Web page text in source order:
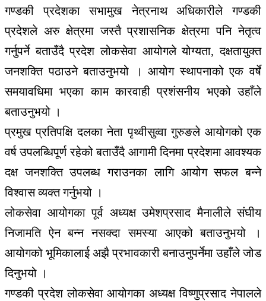
गण्डकी प्रदेशका सभामुख नेत्रनाथ अधिकारीले गण्डकी
प्रदेशले अरु क्षेत्रमा जस्तै प्रशासनिक क्षेत्रमा पनि नेतृत्व
गर्नुपर्ने बताउँदै प्रदेश लोकसेवा आयोगले योग्यता, दक्षतायुक्त
जनशक्ति पठाउने बताउनुभयो । आयोग स्थापनाको एक वर्षे
समयावधिमा भएका काम कारवाही प्रशंसनीय भएको उहाँले
बताउनुभयो ।
प्रमुख प्रतिपक्षि दलका नेता पृथ्वीसुव्वा गुरुङले आयोगको एक
वर्ष उपलब्धिपूर्ण रहेको बताउँदै आगामी दिनमा प्रदेशमा आवश्यक
दक्ष जनशक्ति उपलब्ध गराउनका लागि आयोग सफल बन्ने
विश्वास व्यक्त गर्नुभयो ।
लोकसेवा आयोगका पूर्व अध्यक्ष उमेशप्रसाद मैनालीले संघीय
निजामति ऐन बन्न नसक्दा समस्या आएको बताउनुभयो ।
आयोगको भूमिकालाई अझै प्रभावकारी बनाउनुपर्नेमा उहाँले जोड
दिनुभयो ।
गण्डकी प्रदेश लोकसेवा आयोगका अध्यक्ष विष्णुप्रसाद नेपालले